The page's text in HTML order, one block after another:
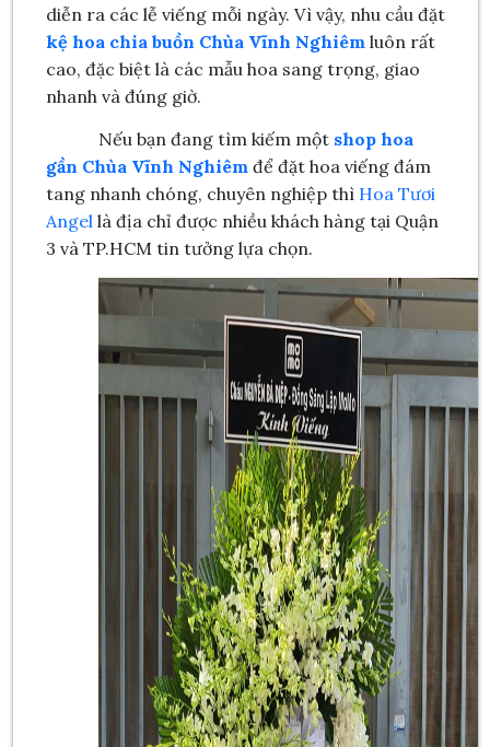
diễn ra các lễ viếng mỗi ngày. Vì vậy, nhu cầu đặt
kệ hoa chia buồn Chùa Vĩnh Nghiêmluôn rất
cao, đặc biệt là các mẫu hoa sang trọng, giao
nhanh và đúng giờ.
Nếu bạn đang tìm kiếm một shop hoa
gần Chùa Vĩnh Nghiêmđể đặt hoa viếng đám
tang nhanh chóng, chuyên nghiệp thì Hoa Tươi
Angellà địa chỉ được nhiều khách hàng tại Quận
3 và TP.HCM tin tưởng lựa chọn.